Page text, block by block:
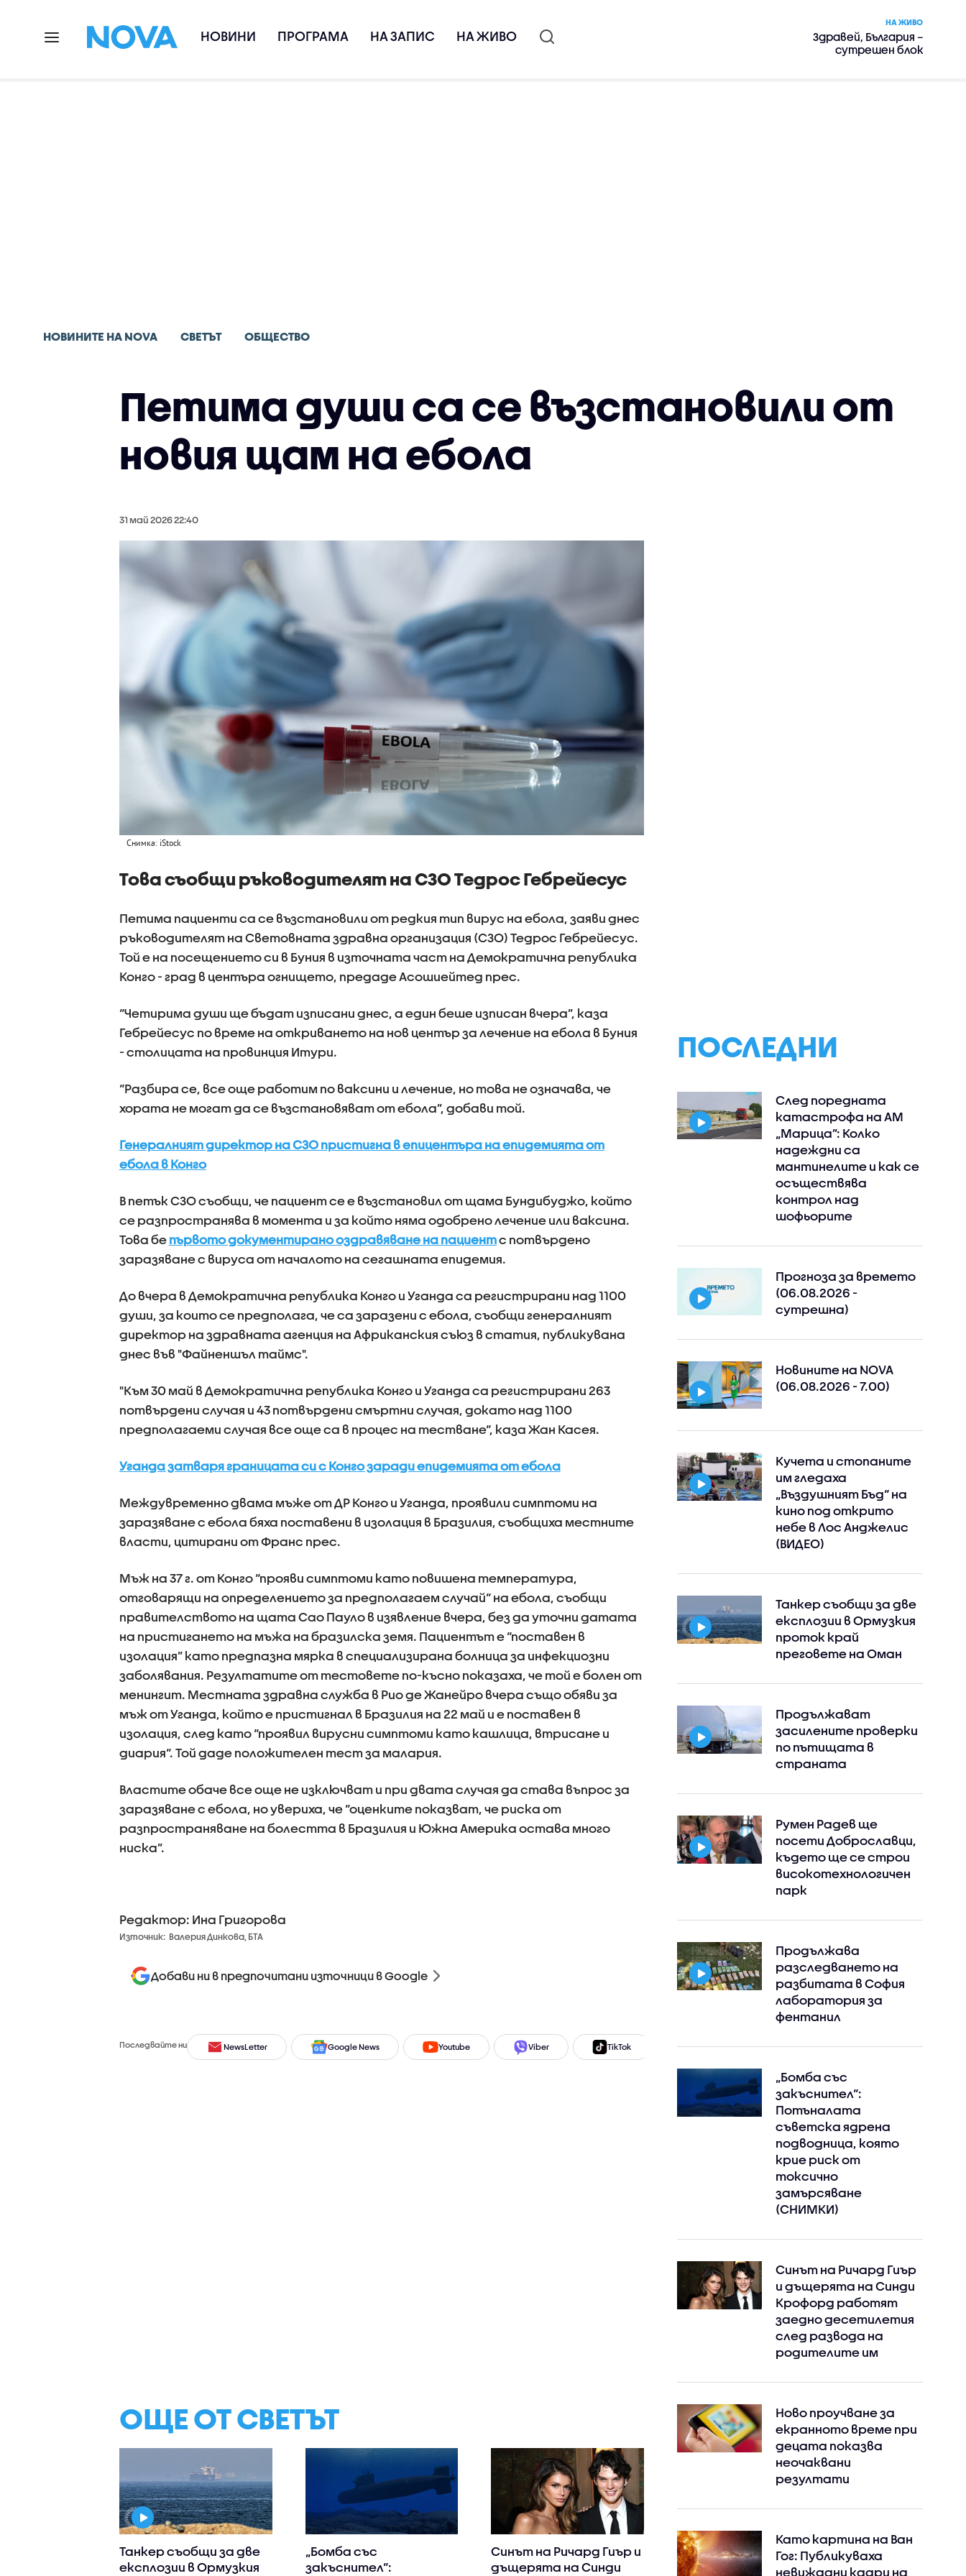
НОВИНИ ПРОГРАМА НА ЗАПИС НА ЖИВО
НА ЖИВО
Здравей, България –
сутрешен блок
НОВИНИТЕ НА NOVA СВЕТЪТ ОБЩЕСТВО
Петима души са се възстановили от
новия щам на ебола
31 май 2026 22:40
Снимка: iStock
Това съобщи ръководителят на СЗО Тедрос Гебрейесус
Петима пациенти са се възстановили от редкия тип вирус на ебола, заяви днес
ръководителят на Световната здравна организация (СЗО) Тедрос Гебрейесус.
Той е на посещението си в Буния в източната част на Демократична република
Конго - град в центъра огнището, предаде Асошиейтед прес.
“Четирима души ще бъдат изписани днес, а един беше изписан вчера”, каза
Гебрейесус по време на откриването на нов център за лечение на ебола в Буния
- столицата на провинция Итури.
“Разбира се, все още работим по ваксини и лечение, но това не означава, че
хората не могат да се възстановяват от ебола”, добави той.
Генералният директор на СЗО пристигна в епицентъра на епидемията от
ебола в Конго
В петък СЗО съобщи, че пациент се е възстановил от щама Бундибуджо, който
се разпространява в момента и за който няма одобрено лечение или ваксина.
Това бе първото документирано оздравяване на пациентс потвърдено
заразяване с вируса от началото на сегашната епидемия.
До вчера в Демократична република Конго и Уганда са регистрирани над 1100
души, за които се предполага, че са заразени с ебола, съобщи генералният
директор на здравната агенция на Африканския съюз в статия, публикувана
днес във "Файненшъл таймс".
"Към 30 май в Демократична република Конго и Уганда са регистрирани 263
потвърдени случая и 43 потвърдени смъртни случая, докато над 1100
предполагаеми случая все още са в процес на тестване“, каза Жан Касея.
Уганда затваря границата си с Конго заради епидемията от ебола
Междувременно двама мъже от ДР Конго и Уганда, проявили симптоми на
заразяване с ебола бяха поставени в изолация в Бразилия, съобщиха местните
власти, цитирани от Франс прес.
Мъж на 37 г. от Конго “прояви симптоми като повишена температура,
отговарящи на определението за предполагаем случай“ на ебола, съобщи
правителството на щата Сао Пауло в изявление вчера, без да уточни датата
на пристигането на мъжа на бразилска земя. Пациентът е “поставен в
изолация” като предпазна мярка в специализирана болница за инфекциозни
заболявания. Резултатите от тестовете по-късно показаха, че той е болен от
менингит. Местната здравна служба в Рио де Жанейро вчера също обяви за
мъж от Уганда, който е пристигнал в Бразилия на 22 май и е поставен в
изолация, след като “проявил вирусни симптоми като кашлица, втрисане и
диария“. Той даде положителен тест за малария.
Властите обаче все още не изключват и при двата случая да става въпрос за
заразяване с ебола, но увериха, че “оценките показват, че риска от
разпространяване на болестта в Бразилия и Южна Америка остава много
ниска”.
Редактор: Ина Григорова
Източник: Валерия Динкова, БТА
Добави ни в предпочитани източници в Google
Последвайте ни NewsLetter Google News Youtube Viber TikTok Instagram Facebook
ОЩЕ ОТ СВЕТЪТ
Танкер съобщи за две
експлозии в Ормузкия
„Бомба със
закъснител“:
Синът на Ричард Гиър и
дъщерята на Синди
ПОСЛЕДНИ
След поредната
катастрофа на АМ
„Марица”: Колко
надеждни са
мантинелите и как се
осъществява
контрол над
шофьорите
Прогноза за времето
(06.08.2026 -
сутрешна)
Новините на NOVA
(06.08.2026 - 7.00)
Кучета и стопаните
им гледаха
„Въздушният Бъд“ на
кино под открито
небе в Лос Анджелис
(ВИДЕО)
Танкер съобщи за две
експлозии в Ормузкия
проток край
преговете на Оман
Продължават
засилените проверки
по пътищата в
страната
Румен Радев ще
посети Доброславци,
където ще се строи
високотехнологичен
парк
Продължава
разследването на
разбитата в София
лаборатория за
фентанил
„Бомба със
закъснител“:
Потъналата
съветска ядрена
подводница, която
крие риск от
токсично
замърсяване
(СНИМКИ)
Синът на Ричард Гиър
и дъщерята на Синди
Крофорд работят
заедно десетилетия
след развода на
родителите им
Ново проучване за
екранното време при
децата показва
неочаквани
резултати
Като картина на Ван
Гог: Публикуваха
невиждани кадри на